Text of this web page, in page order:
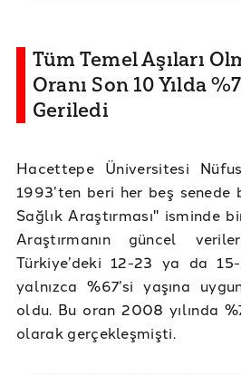
Tüm Temel Aşıları
Oranı Son 10 Yılda
Geriledi
Hacettepe Üniversitesi
1993’ten beri her beş
Sağlık Araştırması" isminde
Araştırmanın güncel
Türkiye’deki 12-23 ya da
yalnızca %67’si yaşına
oldu. Bu oran 2008 yılında
olarak gerçekleşmişti.